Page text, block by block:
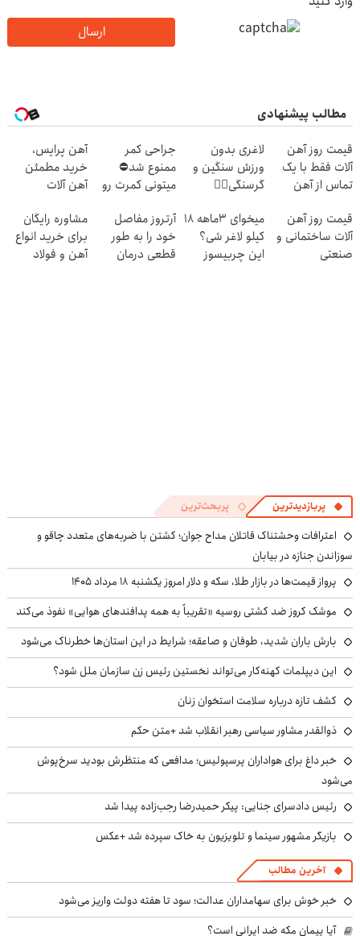
ارسال
مطالب پیشنهادی
قیمت روز آهن
آلات فقط با یک
تماس از آهن
لاغری بدون
ورزش سنگین و
گرسنگی👈🏻
گیاهی
با60%تخفیف
جراحی کمر
ممنوع شد⛔
میتونی کمرت رو
کنی! 👈🏻
پرسش‌نامه
آهن پرایس،
خرید مطمئن
آهن آلات
قیمت روز آهن
آلات ساختمانی و
صنعتی
میخوای 3ماهه 18
کیلو لاغر شی؟
این چربیسوز
آرتروز مفاصل
خود را به طور
قطعی درمان
مشاوره رایگان
برای خرید انواع
آهن و فولاد
پربازدیدترین پربحث‌ترین
اعترافات وحشتناک قاتلان مداح جوان؛ کشتن با ضربه‌های متعدد چاقو و
سوزاندن جنازه در بیابان
پرواز قیمت‌ها در بازار طلا، سکه و دلار امروز یکشنبه ۱۸ مرداد ۱۴۰۵
موشک کروز ضد کشتی روسیه «تقریباً به همه پدافندهای هوایی» نفوذ می‌کند
بارش باران شدید، طوفان و صاعقه؛ شرایط در این استان‌ها خطرناک می‌شود
این دیپلمات کهنه‌کار می‌تواند نخستین رئیس زن سازمان ملل شود؟
کشف تازه درباره سلامت استخوان زنان
ذوالقدر مشاور سیاسی رهبر انقلاب شد +متن حکم
خبر داغ برای هواداران پرسپولیس؛ مدافعی که منتظرش بودید سرخ‌پوش
می‌شود
رئیس دادسرای جنایی: پیکر حمیدرضا رجب‌زاده پیدا شد
بازیگر مشهور سینما و تلویزیون به خاک سپرده شد +عکس
آخرین مطالب
خبر خوش برای سهامداران عدالت؛ سود تا هفته دولت واریز می‌شود
آیا پیمان مکه ضد ایرانی است؟